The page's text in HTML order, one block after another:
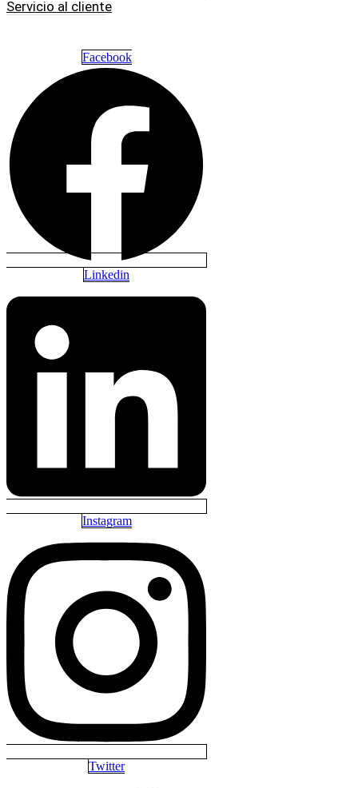
Servicio al cliente
Facebook
Linkedin
Instagram
Twitter